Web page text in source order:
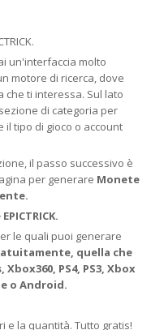
un'interfaccia molto
motore di ricerca, dove
che ti interessa. Sul lato
di categoria per
tipo di gioco o account
il passo successivo è
per generare Monete
le quali puoi generare
quella che
PS4, PS3, Xbox
o Android.
e la quantità. Tutto gratis!